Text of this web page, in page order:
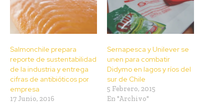
Salmonchile prepara
reporte de sustentabilidad
de la industria y entrega
cifras de antibióticos por
empresa
17 Junio, 2016
Sernapesca y Unilever se
unen para combatir
Didymo en lagos y ríos del
sur de Chile
5 Febrero, 2015
En "Archivo"